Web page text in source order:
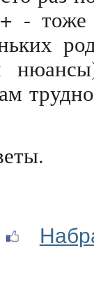
- тоже